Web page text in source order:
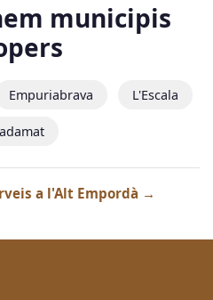
municipis
Empuriabrava L'Escala
a l'Alt Empordà →